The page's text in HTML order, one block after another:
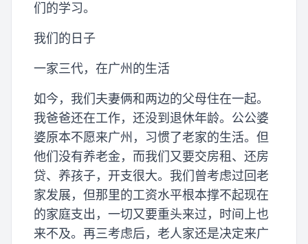
们的学习。
我们的日子
一家三代，在广州的生活
如今，我们夫妻俩和两边的父母住在一起。
我爸爸还在工作，还没到退休年龄。公公婆
婆原本不愿来广州，习惯了老家的生活。但
他们没有养老金，而我们又要交房租、还房
贷、养孩子，开支很大。我们曾考虑过回老
家发展，但那里的工资水平根本撑不起现在
的家庭支出，一切又要重头来过，时间上也
来不及。再三考虑后，老人家还是决定来广